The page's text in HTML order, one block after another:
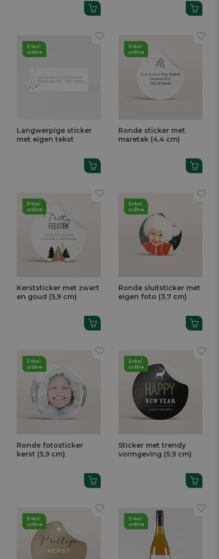
Langwerpige sticker
met eigen tekst
Ronde sticker met
maretak (4,4 cm)
Kerststicker met zwart
en goud (5,9 cm)
Ronde sluitsticker met
eigen foto (3,7 cm)
Ronde fotosticker
kerst (5,9 cm)
Sticker met trendy
vormgeving (5,9 cm)